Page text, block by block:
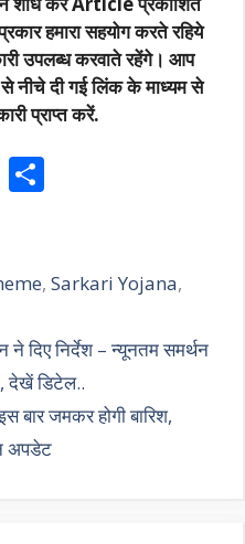
हमारा सहयोग करते रहिये
उपलब्ध करवाते रहेंगे। आप
से नीचे दी गई लिंक के माध्यम से
प्राप्त करें.
E
l e
,Sarkari Yojana,
ने दिए निर्देश – न्यूनतम समर्थन
देखें डिटेल..
बार जमकर होगी बारिश,
अपडेट